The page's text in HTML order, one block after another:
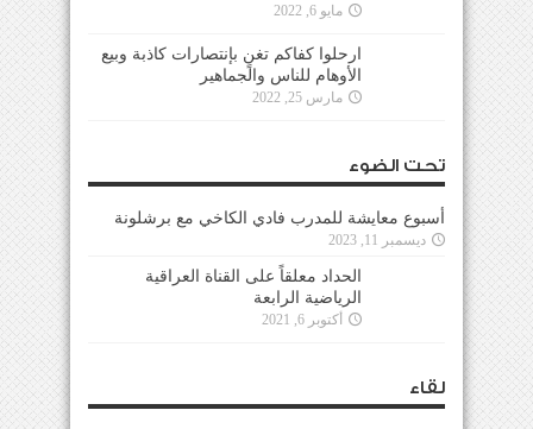
مايو 6, 2022
ارحلوا كفاكم تغنٍ بإنتصارات كاذبة وبيع
الأوهام للناس والجماهير
مارس 25, 2022
تحت الضوء
أسبوع معايشة للمدرب فادي الكاخي مع برشلونة
ديسمبر 11, 2023
الحداد معلقاً على القناة العراقية
الرياضية الرابعة
أكتوبر 6, 2021
لقاء